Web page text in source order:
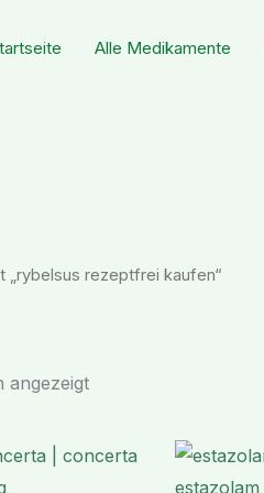
Alle Medikamente
rezeptfrei kaufen“
angezeigt
Preisspanne:
€ 178,90